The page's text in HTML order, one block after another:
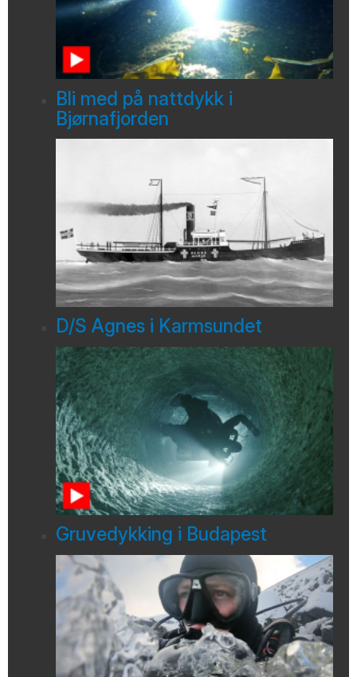
Bli med på nattdykk i
Bjørnafjorden
D/S Agnes i Karmsundet
Gruvedykking i Budapest